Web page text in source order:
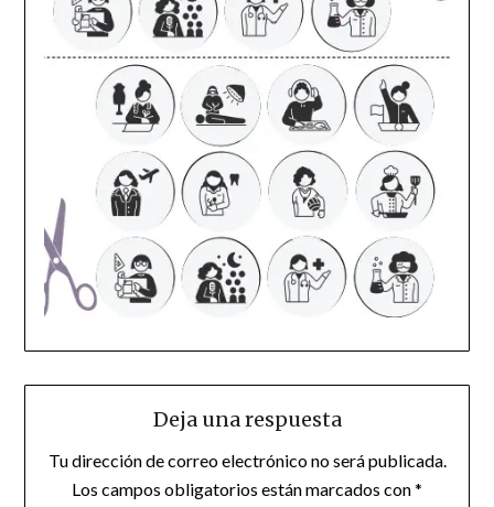
Deja una respuesta
Tu dirección de correo electrónico no será publicada.
Los campos obligatorios están marcados con*